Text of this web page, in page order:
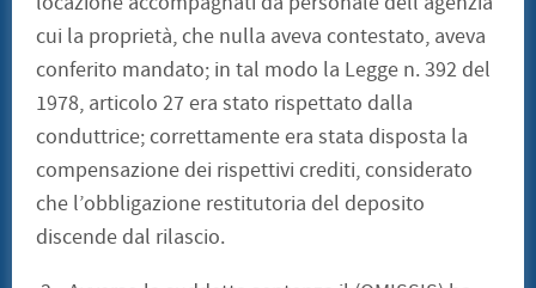
cui la proprietà, che nulla aveva contestato, aveva
conferito mandato; in tal modo la Legge n. 392 del
1978, articolo 27 era stato rispettato dalla
conduttrice; correttamente era stata disposta la
compensazione dei rispettivi crediti, considerato
che l’obbligazione restitutoria del deposito
discende dal rilascio.